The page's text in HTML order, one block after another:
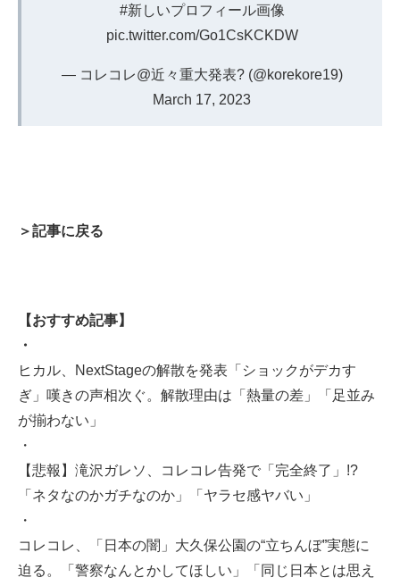
#新しいプロフィール画像
pic.twitter.com/Go1CsKCKDW
— コレコレ@近々重大発表? (@korekore19)
March 17, 2023
＞記事に戻る
【おすすめ記事】
・
ヒカル、NextStageの解散を発表「ショックがデカす
ぎ」嘆きの声相次ぐ。解散理由は「熱量の差」「足並み
が揃わない」
・
【悲報】滝沢ガレソ、コレコレ告発で「完全終了」!?
「ネタなのかガチなのか」「ヤラセ感ヤバい」
・
コレコレ、「日本の闇」大久保公園の“立ちんぼ”実態に
迫る。「警察なんとかしてほしい」「同じ日本とは思え